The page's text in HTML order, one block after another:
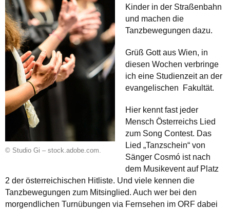
© Studio Gi – stock.adobe.com.
Kinder in der Straßenbahn
und machen die
Tanzbewegungen dazu.
Grüß Gott aus Wien, in
diesen Wochen verbringe
ich eine Studienzeit an der
evangelischen Fakultät.
Hier kennt fast jeder
Mensch Österreichs Lied
zum Song Contest. Das
Lied „Tanzschein“ von
Sänger Cosmó ist nach
dem Musikevent auf Platz
2 der österreichischen Hitliste. Und viele kennen die
Tanzbewegungen zum Mitsinglied. Auch wer bei den
morgendlichen Turnübungen via Fernsehen im ORF dabei